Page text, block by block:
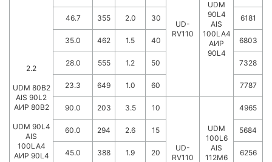
2.2
UDM 80B2
AIS 90L2
АИР 80B2
UDM 90L4
AIS
100LA4
АИР 90L4
UD-
RV110
UDM
90L4
AIS
100LA4
АИР
90L4
46.7 355 2.0 30 6181
35.0 462 1.5 40 6803
28.0 555 1.2 50 7328
23.3 649 1.0 60 7787
90.0 203 3.5 10
UD-
RV110
UDM
100L6
AIS
112M6
4965
60.0 294 2.6 15 5684
45.0 388 1.9 20 6256